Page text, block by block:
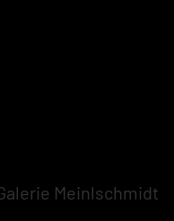
Meinlschmidt